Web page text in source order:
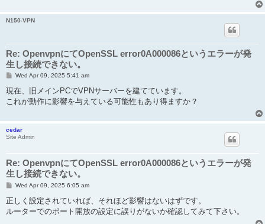
N150-VPN
Re: OpenvpnにてOpenSSL error0A000086というエラーが発
生し接続できない。
P
s
t
Wed Apr 09, 2025 5:41 am
現在、旧メインPCでVPNサーバーを建てています。
これが動作に影響を与えている可能性もあり得ますか？
cedar
Site Admin
Re: OpenvpnにてOpenSSL error0A000086というエラーが発
生し接続できない。
P
s
t
Wed Apr 09, 2025 6:05 am
正しく設定されていれば、それほど影響はないはずです。
ルーターでのポート開放の設定に誤りがないか確認してみて下さい。